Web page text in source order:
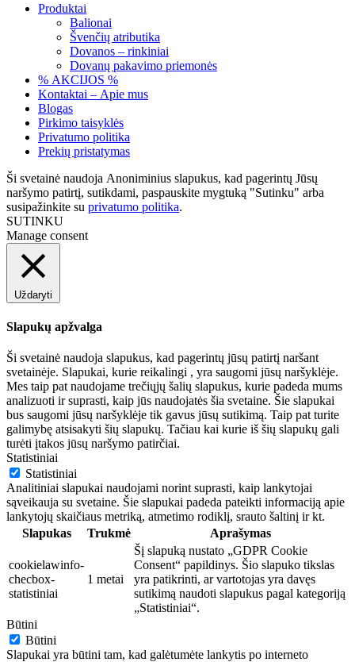
Produktai
Balionai
Švenčių atributika
Dovanos – rinkiniai
Dovanų pakavimo priemonės
% AKCIJOS %
Kontaktai – Apie mus
Blogas
Pirkimo taisyklės
Privatumo politika
Prekių pristatymas
Ši svetainė naudoja Anoniminius slapukus, kad pagerintų Jūsų
naršymo patirtį, sutikdami, paspauskite mygtuką "Sutinku" arba
susipažinkite su privatumo politika.
SUTINKU
Manage consent
Uždaryti
Slapukų apžvalga
Ši svetainė naudoja slapukus, kad pagerintų jūsų patirtį naršant
svetainėje. Slapukai, kurie reikalingi , yra saugomi jūsų naršyklėje.
Mes taip pat naudojame trečiųjų šalių slapukus, kurie padeda mums
analizuoti ir suprasti, kaip jūs naudojatės šia svetaine. Šie slapukai
bus saugomi jūsų naršyklėje tik gavus jūsų sutikimą. Taip pat turite
galimybę atsisakyti šių slapukų. Tačiau kai kurie iš šių slapukų gali
turėti įtakos jūsų naršymo patirčiai.
Statistiniai
Statistiniai
Analitiniai slapukai naudojami norint suprasti, kaip lankytojai
sąveikauja su svetaine. Šie slapukai padeda pateikti informaciją apie
lankytojų skaičiaus metriką, atmetimo rodiklį, srauto šaltinį ir kt.
Slapukas
Trukmė Aprašymas
cookielawinfo-
checbox-
statistiniai
1 metai
Šį slapuką nustato „GDPR Cookie
Consent“ papildinys. Šio slapuko tikslas
yra patikrinti, ar vartotojas yra davęs
sutikimą naudoti slapukus pagal kategoriją
„Statistiniai“.
Būtini
Būtini
Slapukai yra būtini tam, kad galėtumėte lankytis po interneto